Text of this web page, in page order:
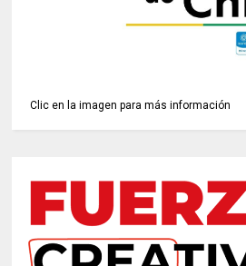
Clic en la imagen para más información